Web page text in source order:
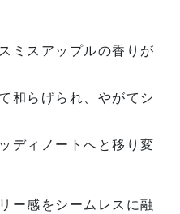
ミスアップルの香りが
和らげられ、やがてシ
ディノートへと移り変
ー感をシームレスに融